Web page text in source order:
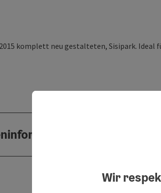
komplett neu gestalteten, Sisipark. Ideal
Wir